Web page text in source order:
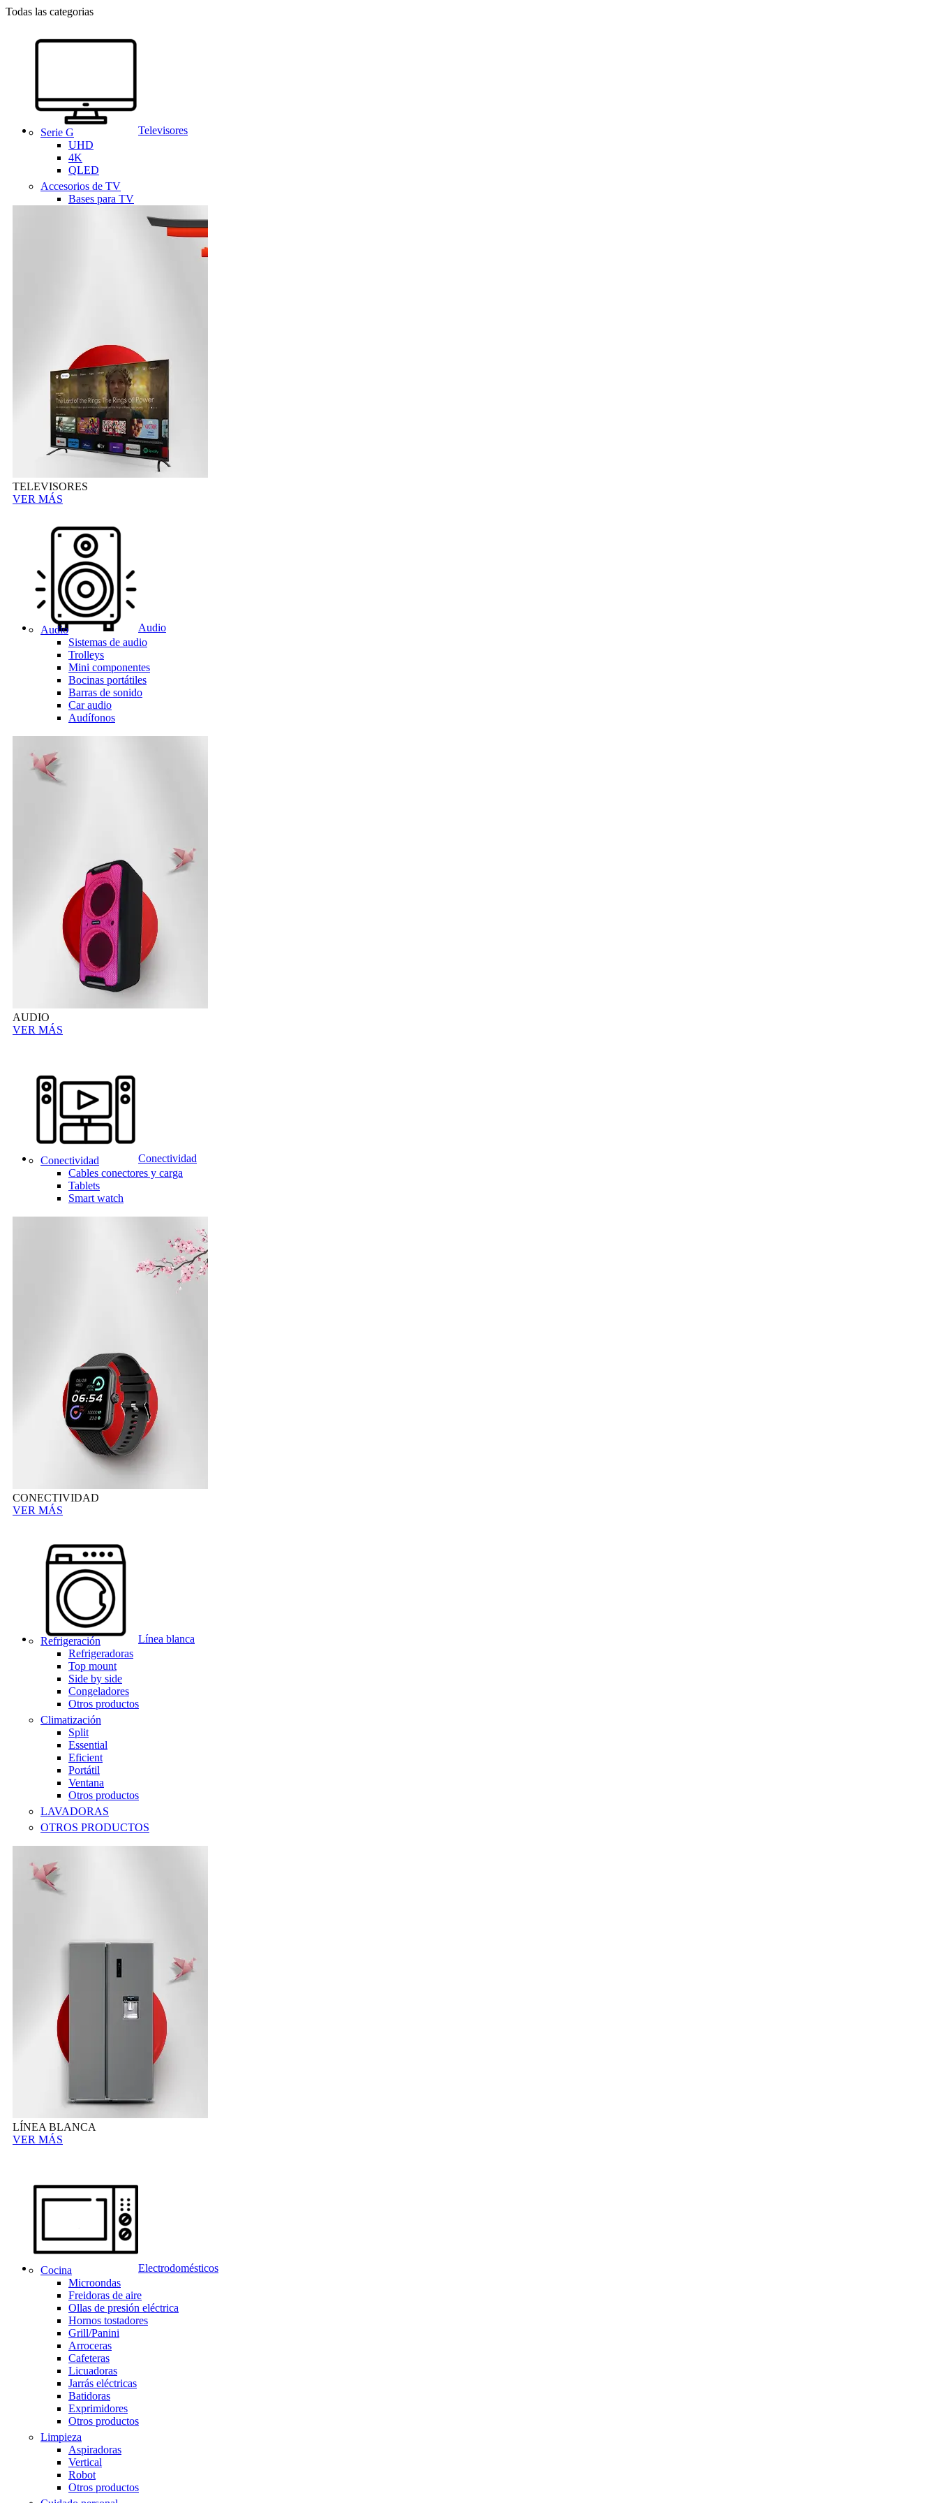
Todas las categorias
Televisores
Serie G
UHD
4K
QLED
Accesorios de TV
Bases para TV
TELEVISORES
VER MÁS
Audio
Audio
Sistemas de audio
Trolleys
Mini componentes
Bocinas portátiles
Barras de sonido
Car audio
Audífonos
AUDIO
VER MÁS
Conectividad
Conectividad
Cables conectores y carga
Tablets
Smart watch
CONECTIVIDAD
VER MÁS
Línea blanca
Refrigeración
Refrigeradoras
Top mount
Side by side
Congeladores
Otros productos
Climatización
Split
Essential
Eficient
Portátil
Ventana
Otros productos
LAVADORAS
OTROS PRODUCTOS
LÍNEA BLANCA
VER MÁS
Electrodomésticos
Cocina
Microondas
Freidoras de aire
Ollas de presión eléctrica
Hornos tostadores
Grill/Panini
Arroceras
Cafeteras
Licuadoras
Jarrás eléctricas
Batidoras
Exprimidores
Otros productos
Limpieza
Aspiradoras
Vertical
Robot
Otros productos